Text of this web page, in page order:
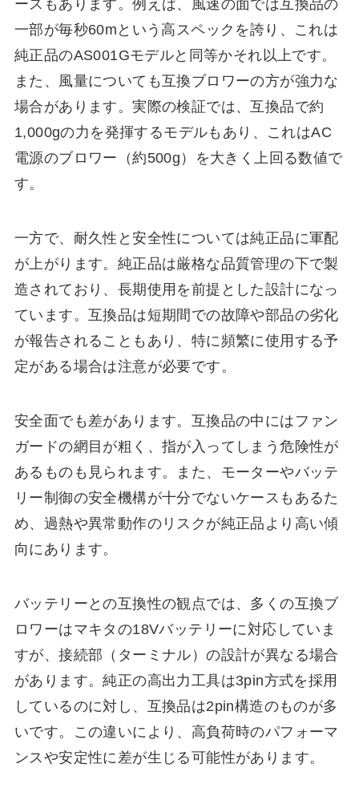
ースもあります。例えば、風速の面では互換品の
一部が毎秒60mという高スペックを誇り、これは
純正品のAS001Gモデルと同等かそれ以上です。
また、風量についても互換ブロワーの方が強力な
場合があります。実際の検証では、互換品で約
1,000gの力を発揮するモデルもあり、これはAC
電源のブロワー（約500g）を大きく上回る数値で
す。
一方で、耐久性と安全性については純正品に軍配
が上がります。純正品は厳格な品質管理の下で製
造されており、長期使用を前提とした設計になっ
ています。互換品は短期間での故障や部品の劣化
が報告されることもあり、特に頻繁に使用する予
定がある場合は注意が必要です。
安全面でも差があります。互換品の中にはファン
ガードの網目が粗く、指が入ってしまう危険性が
あるものも見られます。また、モーターやバッテ
リー制御の安全機構が十分でないケースもあるた
め、過熱や異常動作のリスクが純正品より高い傾
向にあります。
バッテリーとの互換性の観点では、多くの互換ブ
ロワーはマキタの18Vバッテリーに対応していま
すが、接続部（ターミナル）の設計が異なる場合
があります。純正の高出力工具は3pin方式を採用
しているのに対し、互換品は2pin構造のものが多
いです。この違いにより、高負荷時のパフォーマ
ンスや安定性に差が生じる可能性があります。